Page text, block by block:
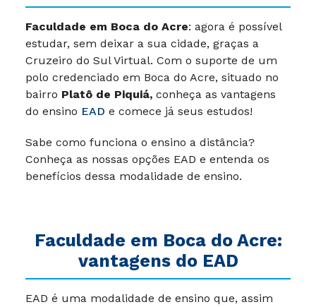
Faculdade em Boca do Acre: agora é possível
estudar, sem deixar a sua cidade, graças a
Cruzeiro do Sul Virtual. Com o suporte de um
polo credenciado em Boca do Acre, situado no
bairro Platô de Piquiá, conheça as vantagens
do ensino EAD e comece já seus estudos!
Sabe como funciona o ensino a distância?
Conheça as nossas opções EAD e entenda os
benefícios dessa modalidade de ensino.
Faculdade em Boca do Acre:
vantagens do EAD
EAD é uma modalidade de ensino que, assim